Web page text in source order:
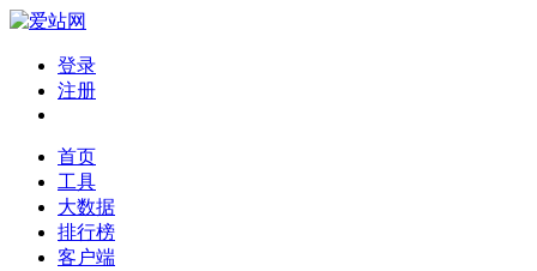
登录
注册
首页
工具
大数据
排行榜
客户端